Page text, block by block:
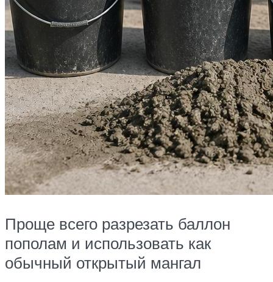
Проще всего разрезать баллон
пополам и использовать как
обычный открытый мангал